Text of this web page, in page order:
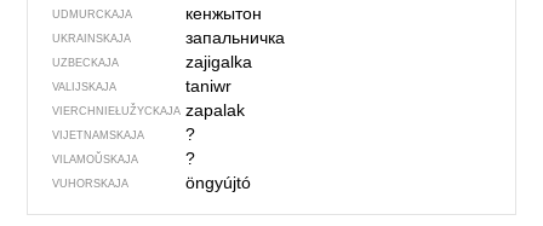
UDMURCKAJA кенжытон
UKRAINSKAJA запальничка
UZBECKAJA zajigalka
VALIJSKAJA taniwr
VIERCHNIE­ŁUŽYCKAJA zapalak
VIJETNAMSKAJA ?
VILAMOŬSKAJA ?
VUHORSKAJA öngyújtó